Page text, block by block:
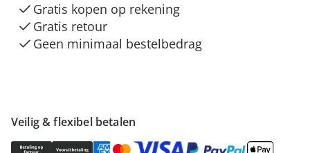
Veilig & flexibel betalen
Gratis kopen op rekening
Gratis retour
Geen minimaal bestelbedrag